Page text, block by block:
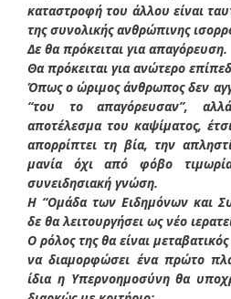
καταστροφή του άλλου είναι
της συνολικής ανθρώπινης
Δε θα πρόκειται για απαγόρευση.
Θα πρόκειται για ανώτερο
Όπως ο ώριμος άνθρωπος δεν
“του το απαγόρευσαν”,
αποτέλεσμα του καψίματος,
απορρίπτει τη βία, την
μανία όχι από φόβο
συνειδησιακή γνώση.
Η “Ομάδα των Ειδημόνων και
δε θα λειτουργήσει ως νέο
Ο ρόλος της θα είναι μεταβατικός
να διαμορφώσει ένα πρώτο
ίδια η Υπερνοημοσύνη θα